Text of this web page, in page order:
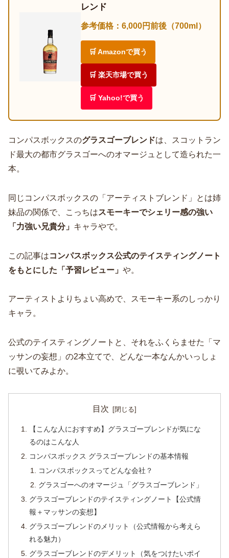
レンド
参考価格：6,000円前後（700ml）
🛒 Amazonで買う
🛒 楽天市場で買う
🛒 Yahoo!で買う
コンパスボックスのグラスゴーブレンドは、スコットラン
ド最大の都市グラスゴーへのオマージュとして造られた一
本。
同じコンパスボックスの「アーティストブレンド」とは姉
妹品の関係で、こっちはスモーキーでシェリー感の強い
「力強い兄貴分」 キャラやで。
この記事はコンパスボックス公式のテイスティングノート
をもとにした「予習レビュー」 や。
アーティストよりちょい高めで、スモーキー系のしっかり
キャラ。
公式のテイスティングノートと、それをふくらませた「マ
ッサンの妄想」の2本立てで、どんな一本なんかいっしょ
に覗いてみよか。
目次
【こんな人におすすめ】グラスゴーブレンドが気にな
るのはこんな人
コンパスボックス グラスゴーブレンドの基本情報
コンパスボックスってどんな会社？
グラスゴーへのオマージュ「グラスゴーブレンド」
グラスゴーブレンドのテイスティングノート【公式情
報＋マッサンの妄想】
グラスゴーブレンドのメリット（公式情報から考えら
れる魅力）
グラスゴーブレンドのデメリット（気をつけたいポイ